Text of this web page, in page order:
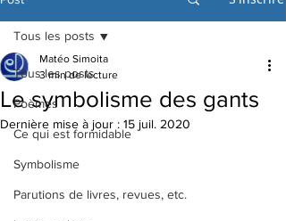
Tous les posts
Poèmes
Ce qui est formidable
Symbolisme
Parutions de livres, revues, etc.
Tous les posts
Le symbolisme des gants
Matéo Simoita
3 min de lecture
Dernière mise à jour : 15 juil. 2020